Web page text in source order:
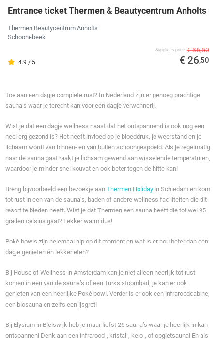
Entrance ticket Thermen & Beautycentrum Anholts
Thermen Beautycentrum Anholts
Schoonebeek
4.9 / 5
Supplier's price € 36,50
€ 26,50
Toe aan een dagje complete rust? In Nederland zijn er genoeg prachtige
sauna’s waar je terecht kan voor een dagje verwennerij.
Wist je dat een dagje wellness naast dat het ontspannend is ook nog een
heel erg gezond is? Het heeft invloed op je bloeddruk, je weerstand en je
lichaam wordt van binnen- en van buiten schoongespoeld. Als je regelmatig
naar de sauna gaat raakt je lichaam gewend aan wisselende temperaturen,
waardoor je minder snel kouvat en ook beter tegen de hitte kan!
Breng bijvoorbeeld een bezoekje aanThermen Holiday in Schiedam en kom
tot rust in een van de sauna’s, baden of andere wellness faciliteiten die dit
resort te bieden heeft. Wist je dat Thermen een sauna heeft die tot wel 95
graden celsius gaat? Lekker warm dus!
Poké bowls zijn helemaal hip op dit moment en wat is er nou beter dan een
dagje genieten én lekker eten?
Bij House of Wellness in Amsterdam kan je niet alleen heerlijk tot rust
komen in een van de sauna’s of een Turks stoombad, je kan er ook
genieten van een heerlijke Poké bowl. Verder is er ook een infraroodcabine,
een biosauna en zelfs een ijsgrot!
Bij Elysium in Bleiswijk heb je maar liefst 26 sauna’s waar je heerlijk in kan
ontspannen! Denk aan een infrarood-, kristal-, kelo-, of opgietsauna! En als